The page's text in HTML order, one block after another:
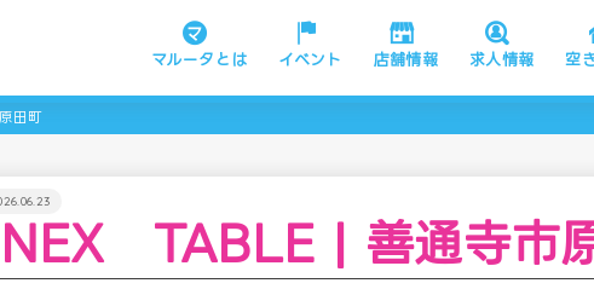
マルータとは イベント 店舗情報 求人情報 空
田町
TABLE | 善通寺市